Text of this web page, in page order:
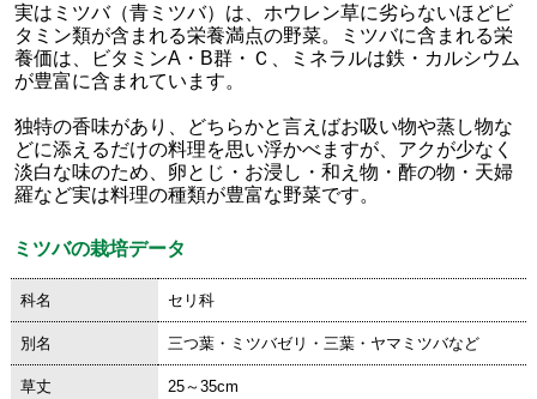
実はミツバ（青ミツバ）は、ホウレン草に劣らないほどビ
タミン類が含まれる栄養満点の野菜。ミツバに含まれる栄
養価は、ビタミンA・B群・Ｃ、ミネラルは鉄・カルシウム
が豊富に含まれています。
独特の香味があり、どちらかと言えばお吸い物や蒸し物な
どに添えるだけの料理を思い浮かべますが、アクが少なく
淡白な味のため、卵とじ・お浸し・和え物・酢の物・天婦
羅など実は料理の種類が豊富な野菜です。
ミツバの栽培データ
科名 セリ科
別名 三つ葉・ミツバゼリ・三葉・ヤマミツバなど
草丈 25～35cm